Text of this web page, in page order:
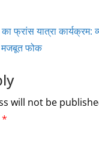
का फ्रांस यात्रा कार्यक्रम:
मजबूत फोक
will not be
*